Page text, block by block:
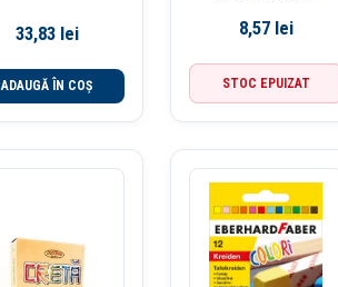
33,83 lei
ADAUGĂ ÎN COȘ
8,57 lei
STOC EPUIZAT